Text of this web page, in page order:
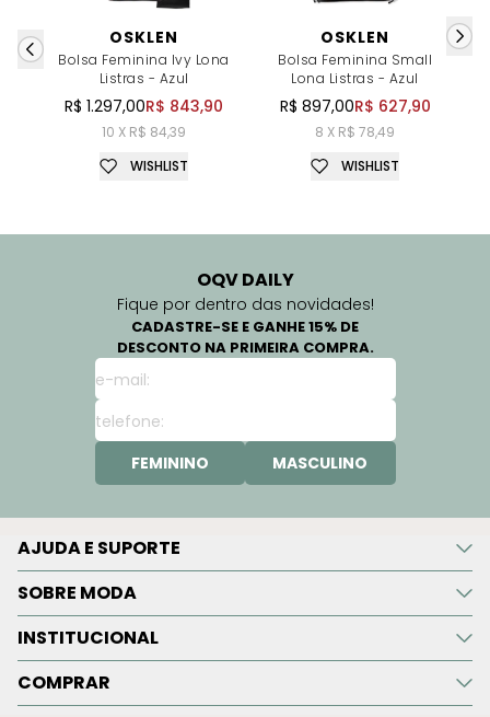
OSKLEN
Bolsa Feminina Ivy Lona
Listras - Azul
R$ 1.297,00R$ 843,90
10 X R$ 84,39
WISHLIST
OSKLEN
Bolsa Feminina Small
Lona Listras - Azul
R$ 897,00R$ 627,90
8 X R$ 78,49
WISHLIST
OQV DAILY
Fique por dentro das novidades!
CADASTRE-SE E GANHE 15% DE
DESCONTO NA PRIMEIRA COMPRA.
FEMININO MASCULINO
AJUDA E SUPORTE
SOBRE MODA
INSTITUCIONAL
COMPRAR